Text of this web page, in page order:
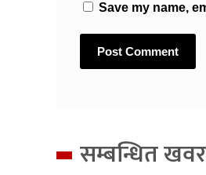
Save my name,
सम्बन्धित खवर